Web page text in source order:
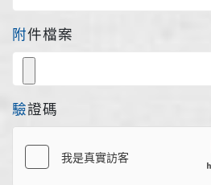
附件檔案
驗證碼